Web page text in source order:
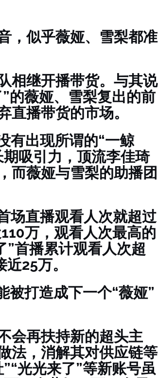
，似乎薇娅、雪梨都准
相继开播带货。与其说
的薇娅、雪梨复出的前
直播带货的市场。
有出现所谓的“一鲸
吸引力，顶流李佳琦
而薇娅与雪梨的助播团
场直播观看人次就超过
万，观看人次最高的
”首播累计观看人次超
25万。
被打造成下一个“薇娅”
会再扶持新的超头主
法，消解其对供应链等
光光来了”等新账号虽